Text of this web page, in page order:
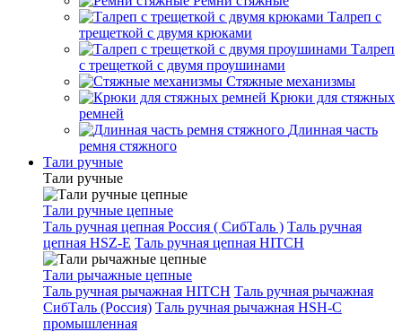
Талреп с
трещеткой с двумя крюками
Талреп
с трещеткой с двумя проушинами
Стяжные механизмы
Крюки для стяжных
ремней
Длинная часть
ремня стяжного
Тали ручные
Тали ручные
Тали ручные цепные
Таль ручная цепная Россия ( СибТаль ) Таль ручная
цепная HSZ-E Таль ручная цепная HITCH
Тали рычажные цепные
Таль ручная рычажная HITCH Таль ручная рычажная
СибТаль (Россия) Таль ручная рычажная HSH-C
промышленная